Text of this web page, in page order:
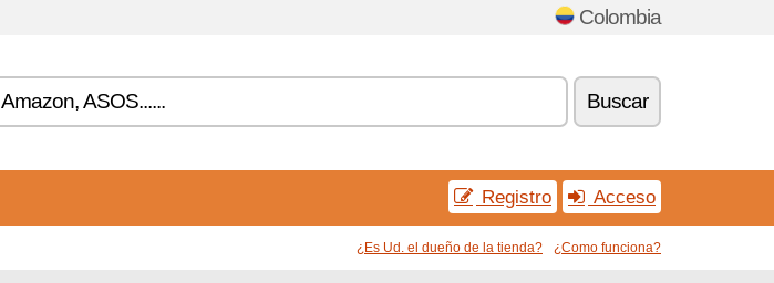
Colombia
Buscar
Registro Acceso
¿Es Ud. el dueño de la tienda? ¿Como funciona?